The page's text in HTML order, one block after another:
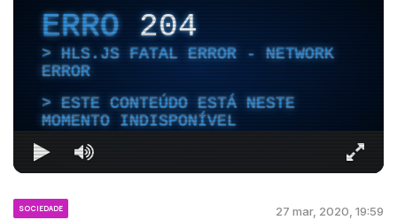
ERRO204
HLS.JS FATAL ERROR - NETWORK
ERROR
ESTE CONTEÚDO ESTÁ NESTE
MOMENTO INDISPONÍVEL
SOCIEDADE 27 mar, 2020, 19:59